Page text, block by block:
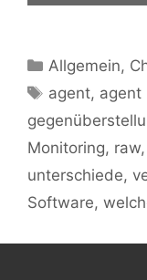
Kategorien
Allgemein,
Schlagwörter
agent, agent
Monitoring, raw,
unterschiede,
Software,